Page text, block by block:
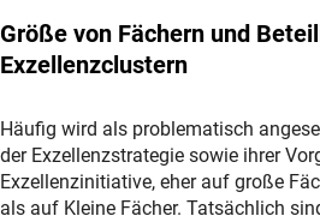
Größe von Fächern und
Exzellenzclustern
Häufig wird als problematisch
der Exzellenzstrategie sowie ihrer
Exzellenzinitiative, eher auf große
als auf Kleine Fächer. Tatsächlich